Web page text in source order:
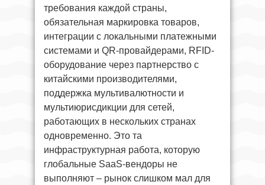
требования каждой страны,
обязательная маркировка товаров,
интеграции с локальными платежными
системами и QR-провайдерами, RFID-
оборудование через партнерство с
китайскими производителями,
поддержка мультивалютности и
мультиюрисдикции для сетей,
работающих в нескольких странах
одновременно. Это та
инфраструктурная работа, которую
глобальные SaaS-вендоры не
выполняют – рынок слишком мал для